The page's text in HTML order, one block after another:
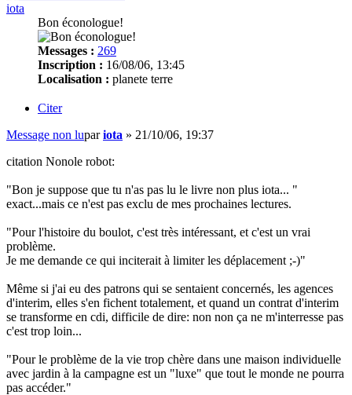
iota
Bon éconologue!
Messages : 269
Inscription : 16/08/06, 13:45
Localisation : planete terre
Citer
Message non lupariota » 21/10/06, 19:37
citation Nonole robot:
"Bon je suppose que tu n'as pas lu le livre non plus iota... "
exact...mais ce n'est pas exclu de mes prochaines lectures.
"Pour l'histoire du boulot, c'est très intéressant, et c'est un vrai
problème.
Je me demande ce qui inciterait à limiter les déplacement ;-)"
Même si j'ai eu des patrons qui se sentaient concernés, les agences
d'interim, elles s'en fichent totalement, et quand un contrat d'interim
se transforme en cdi, difficile de dire: non non ça ne m'interresse pas
c'est trop loin...
"Pour le problème de la vie trop chère dans une maison individuelle
avec jardin à la campagne est un "luxe" que tout le monde ne pourra
pas accéder."